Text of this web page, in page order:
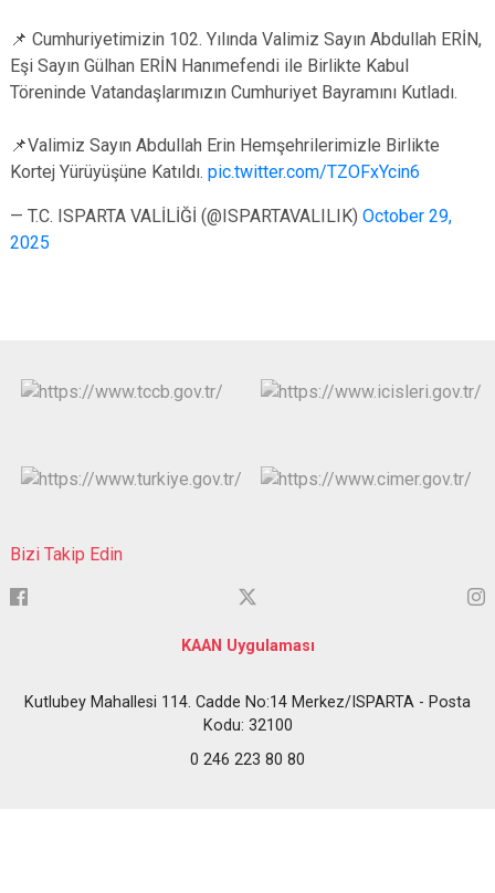
📌 Cumhuriyetimizin 102. Yılında Valimiz Sayın Abdullah ERİN,
Eşi Sayın Gülhan ERİN Hanımefendi ile Birlikte Kabul
Töreninde Vatandaşlarımızın Cumhuriyet Bayramını Kutladı.
📌Valimiz Sayın Abdullah Erin Hemşehrilerimizle Birlikte
Kortej Yürüyüşüne Katıldı. pic.twitter.com/TZOFxYcin6
— T.C. ISPARTA VALİLİĞİ (@ISPARTAVALILIK) October 29,
2025
Bizi Takip Edin
KAAN Uygulaması
Kutlubey Mahallesi 114. Cadde No:14 Merkez/ISPARTA - Posta
Kodu: 32100
0 246 223 80 80